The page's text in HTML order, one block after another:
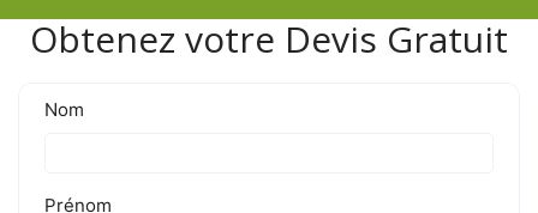
Obtenez votre Devis Gratuit